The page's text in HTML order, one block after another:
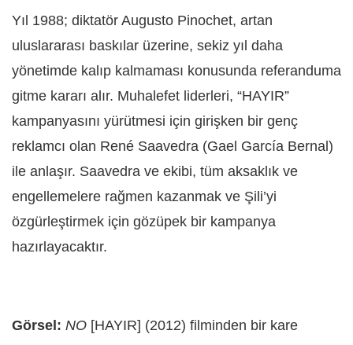
Yıl 1988; diktatör Augusto Pinochet, artan
uluslararası baskılar üzerine, sekiz yıl daha
yönetimde kalıp kalmaması konusunda referanduma
gitme kararı alır. Muhalefet liderleri, “HAYIR”
kampanyasını yürütmesi için girişken bir genç
reklamcı olan René Saavedra (Gael García Bernal)
ile anlaşır. Saavedra ve ekibi, tüm aksaklık ve
engellemelere rağmen kazanmak ve Şili’yi
özgürleştirmek için gözüpek bir kampanya
hazırlayacaktır.
Görsel: NO [HAYIR] (2012) filminden bir kare